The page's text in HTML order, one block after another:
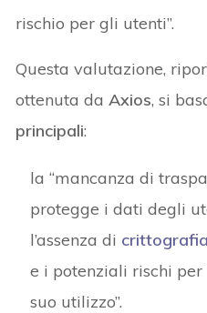
rischio per gli utenti”.
Questa valutazione,
ottenuta daAxios, si
principali:
la “mancanza di
protegge i dati degli
l’assenza di crittografia
e i potenziali rischi
suo utilizzo”.